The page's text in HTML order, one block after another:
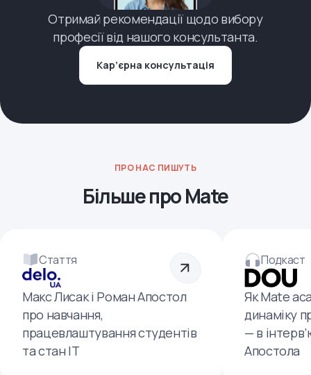
Отримай рекомендації щодо вибору
професії від нашого консультанта.
Кар’єрна консультація
ПРО НАС ПИШУТЬ
Більше про Mate
Стаття
Макс Лисак і Роман Апостол
про навчання,
працевлаштування студентів
та стан ІТ
Подкаст
Як Mate
динаміку
— в
Апостола